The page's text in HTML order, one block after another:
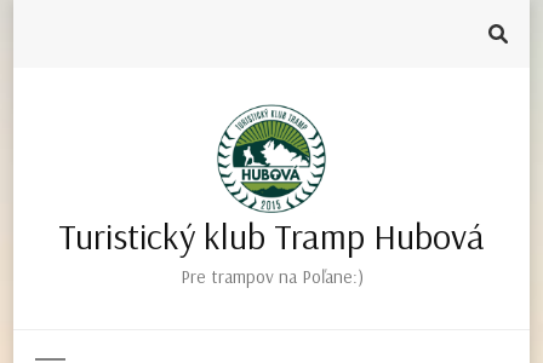
Turistický klub Tramp Hubová
Pre trampov na Poľane:)